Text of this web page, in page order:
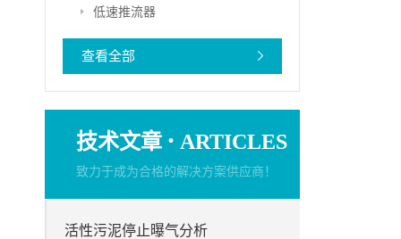
低速推流器
查看全部
技术文章 · ARTICLES
致力于成为合格的解决方案供应商！
活性污泥停止曝气分析